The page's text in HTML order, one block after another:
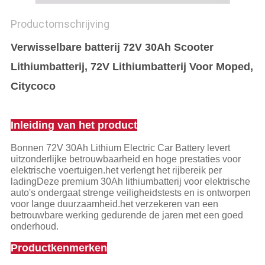
Productomschrijving
Verwisselbare batterij 72V 30Ah Scooter
Lithiumbatterij, 72V Lithiumbatterij Voor Moped,
Citycoco
Inleiding van het product
Bonnen 72V 30Ah Lithium Electric Car Battery levert
uitzonderlijke betrouwbaarheid en hoge prestaties voor
elektrische voertuigen.het verlengt het rijbereik per
ladingDeze premium 30Ah lithiumbatterij voor elektrische
auto's ondergaat strenge veiligheidstests en is ontworpen
voor lange duurzaamheid.het verzekeren van een
betrouwbare werking gedurende de jaren met een goed
onderhoud.
Productkenmerken